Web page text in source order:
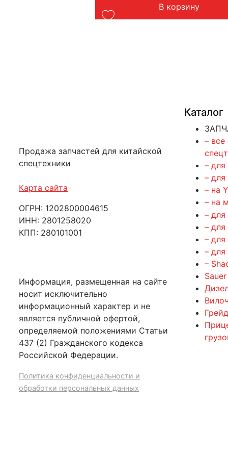
В корзину
Продажа запчастей для китайской
спецтехники
Карта сайта
ОГРН: 1202800004615
ИНН: 2801258020
КПП: 280101001
Информация, размещенная на сайте
носит исключительно
информационный характер и не
является публичной офертой,
определяемой положениями Статьи
437 (2) Гражданского кодекса
Российской Федерации.
Политика конфиденциальности и
обработки персональных данных
Каталог
– все
– для
–
– на
– на
–
–
– для
–
–